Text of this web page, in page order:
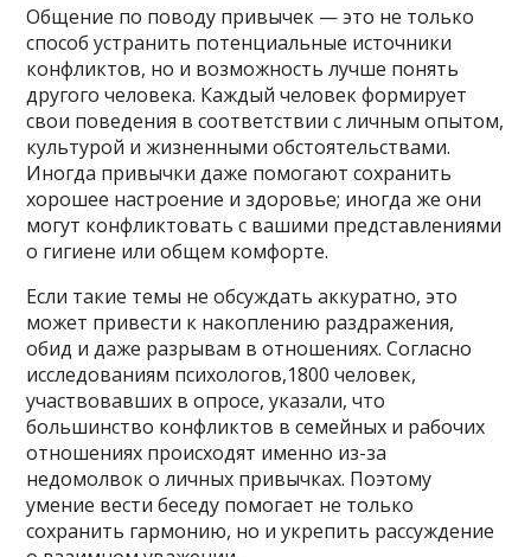
Общение по поводу привычек — это не только
способ устранить потенциальные источники
конфликтов, но и возможность лучше понять
другого человека. Каждый человек формирует
свои поведения в соответствии с личным опытом,
культурой и жизненными обстоятельствами.
Иногда привычки даже помогают сохранить
хорошее настроение и здоровье; иногда же они
могут конфликтовать с вашими представлениями
о гигиене или общем комфорте.
Если такие темы не обсуждать аккуратно, это
может привести к накоплению раздражения,
обид и даже разрывам в отношениях. Согласно
исследованиям психологов,1800 человек,
участвовавших в опросе, указали, что
большинство конфликтов в семейных и рабочих
отношениях происходят именно из-за
недомолвок о личных привычках. Поэтому
умение вести беседу помогает не только
сохранить гармонию, но и укрепить рассуждение